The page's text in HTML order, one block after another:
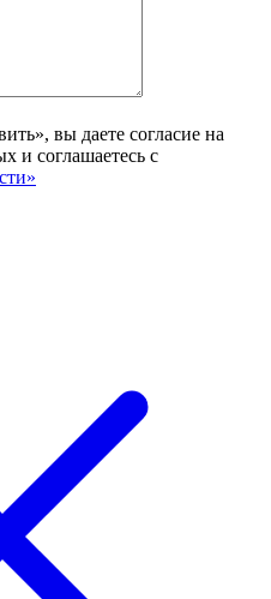
вы даете согласие на
и соглашаетесь с